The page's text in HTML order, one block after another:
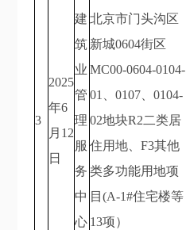
3
2025
年6
月12
日
建
筑
业
管
理
服
务
中
心
北京市门头沟区
新城0604街区
MC00-0604-0104-
01、0107、0104-
02地块R2二类居
住用地、F3其他
类多功能用地项
目(A-1#住宅楼等
13项）